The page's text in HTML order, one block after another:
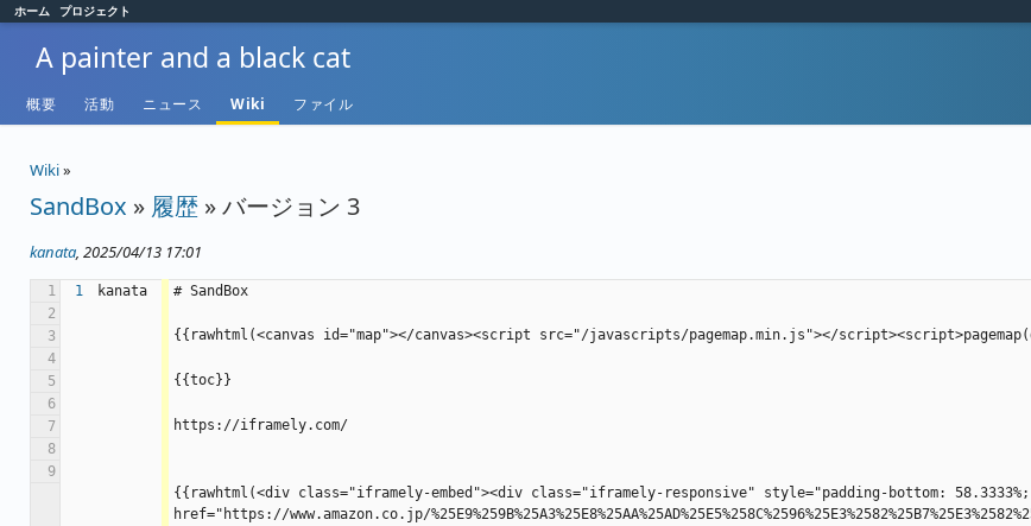
ホーム プロジェクト
A painter and a black cat
概要 活動 ニュース Wiki ファイル
Wiki»
SandBox » 履歴 » バージョン 3
kanata, 2025/04/13 17:01
1 1 kanata
# SandBox
2
3
{{rawhtml(<canvas id="map"></canvas><script src="/javascripts/pagemap.min.js"></
4
5
{{toc}}
6
7
https://iframely.com/
8
9
{{rawhtml(<div class="iframely-embed"><div class="iframely-responsive" style="padding-bottom:
href="https://www.amazon.co.jp/